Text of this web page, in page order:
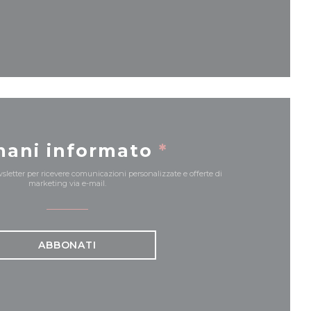
finestra))
informato *
per ricevere comunicazioni personalizzate e offerte di
marketing via e-mail.
ABBONATI